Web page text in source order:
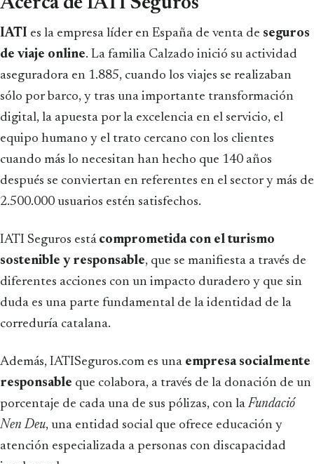
IATI es la empresa líder en España de venta de seguros
de viaje online. La familia Calzado inició su actividad
aseguradora en 1.885, cuando los viajes se realizaban
sólo por barco, y tras una importante transformación
digital, la apuesta por la excelencia en el servicio, el
equipo humano y el trato cercano con los clientes
cuando más lo necesitan han hecho que 140 años
después se conviertan en referentes en el sector y más de
2.500.000 usuarios estén satisfechos.
IATI Seguros está comprometida con el turismo
sostenible y responsable, que se manifiesta a través de
diferentes acciones con un impacto duradero y que sin
duda es una parte fundamental de la identidad de la
correduría catalana.
Además, IATISeguros.com es una empresa socialmente
responsable que colabora, a través de la donación de un
porcentaje de cada una de sus pólizas, con laFundació
Nen Deu, una entidad social que ofrece educación y
atención especializada a personas con discapacidad